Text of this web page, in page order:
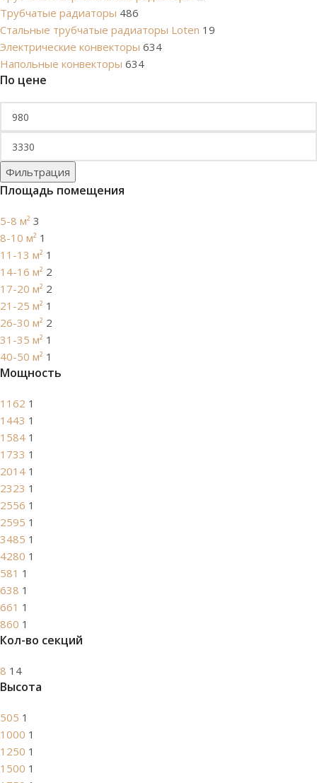
Трубчатые радиаторы 486
Cтальные трубчатые радиаторы Loten 19
Электрические конвекторы 634
Напольные конвекторы 634
По цене
Фильтрация
Площадь помещения
5-8 м² 3
8-10 м² 1
11-13 м² 1
14-16 м² 2
17-20 м² 2
21-25 м² 1
26-30 м² 2
31-35 м² 1
40-50 м² 1
Мощность
1162 1
1443 1
1584 1
1733 1
2014 1
2323 1
2556 1
2595 1
3485 1
4280 1
581 1
638 1
661 1
860 1
Кол-во секций
8 14
Высота
505 1
1000 1
1250 1
1500 1